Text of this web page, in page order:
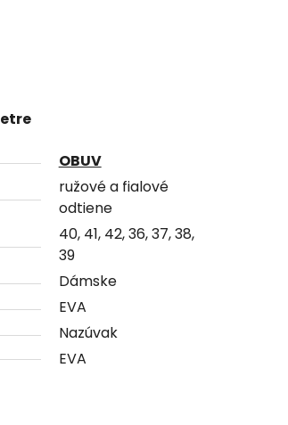
OBUV
ružové a fialové
odtiene
40, 41, 42, 36, 37, 38,
39
Dámske
EVA
Nazúvak
EVA